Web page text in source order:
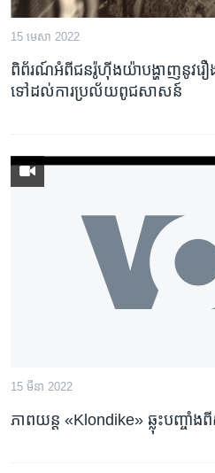
15 មេសា 2022
ពិព័រណ៍​អំពី​ជន​រ៉ូហ៊ីងយ៉ា​បង្ហាញ​នូវ​រឿង
ទៅ​ដល់​ការ​ប្រល័យ​ពូជសាសន៍
15 មីនា 2022
ភាពយន្ត «Klondike» ឆ្លុះបញ្ចាំង​